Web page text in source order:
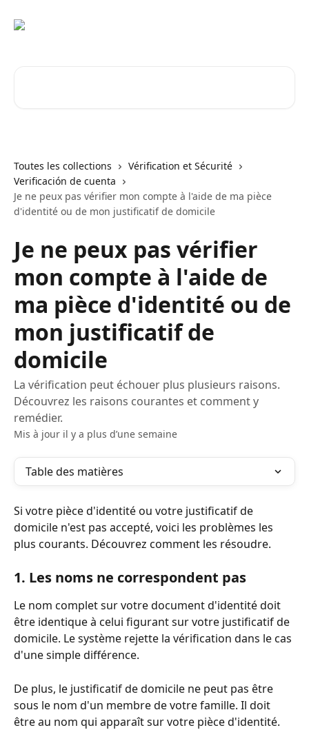
Toutes les collections
Vérification et Sécurité
Verificación de cuenta
Je ne peux pas vérifier mon compte à l'aide de ma pièce
d'identité ou de mon justificatif de domicile
Je ne peux pas vérifier
mon compte à l'aide de
ma pièce d'identité ou de
mon justificatif de
domicile
La vérification peut échouer plus plusieurs raisons.
Découvrez les raisons courantes et comment y
remédier.
Mis à jour il y a plus d’une semaine
Table des matières
Si votre pièce d'identité ou votre justificatif de
domicile n'est pas accepté, voici les problèmes les
plus courants. Découvrez comment les résoudre.
1. Les noms ne correspondent pas
Le nom complet sur votre document d'identité doit
être identique à celui figurant sur votre justificatif de
domicile. Le système rejette la vérification dans le cas
d'une simple différence.
De plus, le justificatif de domicile ne peut pas être
sous le nom d'un membre de votre famille. Il doit
être au nom qui apparaît sur votre pièce d'identité.